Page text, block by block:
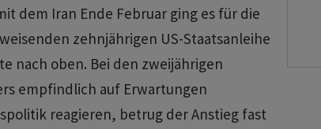
dem Iran Ende Februar ging es für die
zehnjährigen US-Staatsanleihe
nach oben. Bei den zweijährigen
empfindlich auf Erwartungen
reagieren, betrug der Anstieg fast